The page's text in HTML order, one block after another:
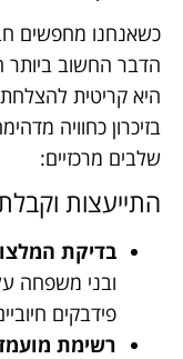
כשאנחנו מחפשים
הדבר החשוב ביותר
היא קריטית להצלחת
בזיכרון כחוויה
שלבים מרכזיים:
התייעצות
בדיקת
ובני משפחה
פידבקים
רשימת